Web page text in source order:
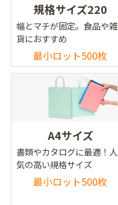
規格サイズ220
幅とマチが固定。食品や雑
貨におすすめ
最小ロット500枚
A4サイズ
書類やカタログに最適！人
気の高い規格サイズ
最小ロット500枚